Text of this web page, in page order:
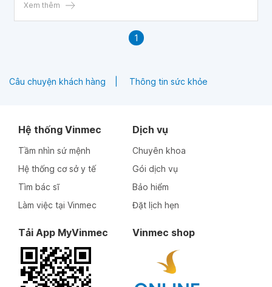
không nên sử dụng loại thuốc này.
Xem thêm
1
Câu chuyện khách hàng Thông tin sức khỏe
Hệ thống Vinmec
Tầm nhìn sứ mệnh
Hệ thống cơ sở y tế
Tìm bác sĩ
Làm việc tại Vinmec
Dịch vụ
Chuyên khoa
Gói dịch vụ
Bảo hiểm
Đặt lịch hẹn
Tải App MyVinmec Vinmec shop